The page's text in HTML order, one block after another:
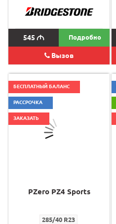
545 M Подробно
Вызов
БЕСПЛАТНЫЙ БАЛАНС
РАССРОЧКА
ЗАКАЗАТЬ
PZero PZ4 Sports
285/40 R23